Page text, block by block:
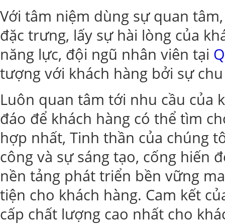
Với tâm niệm dùng sự quan
đặc trưng, lấy sự hài lòng của
năng lực, đội ngũ nhân viên tại
tượng với khách hàng bởi sự
Luôn quan tâm tới nhu cầu của
đáo để khách hàng có thể tìm
hợp nhất, Tinh thần của chúng
công và sự sáng tạo, cống hiến
nền tảng phát triển bền vững
tiện cho khách hàng. Cam kết
cấp chất lượng cao nhất cho